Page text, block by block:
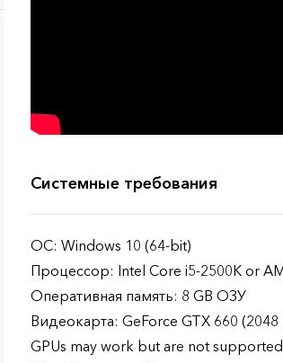
Системные требования
ОС: Windows 10 (64-bit)
Процессор: Intel Core i5-2500K or
Оперативная память: 8 GB ОЗУ
Видеокарта: GeForce GTX 660
GPUs may work but are not